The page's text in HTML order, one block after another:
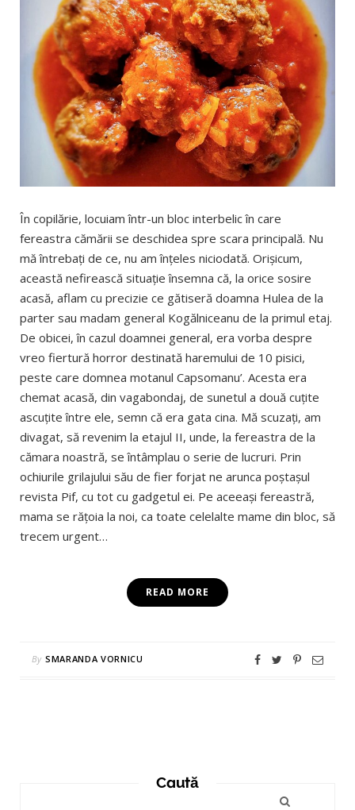
În copilărie, locuiam într-un bloc interbelic în care
fereastra cămării se deschidea spre scara principală. Nu
mă întrebați de ce, nu am înțeles niciodată. Orișicum,
această nefirească situație însemna că, la orice sosire
acasă, aflam cu precizie ce gătiseră doamna Hulea de la
parter sau madam general Kogălniceanu de la primul etaj.
De obicei, în cazul doamnei general, era vorba despre
vreo fiertură horror destinată haremului de 10 pisici,
peste care domnea motanul Capsomanu’. Acesta era
chemat acasă, din vagabondaj, de sunetul a două cuțite
ascuțite între ele, semn că era gata cina. Mă scuzați, am
divagat, să revenim la etajul II, unde, la fereastra de la
cămara noastră, se întâmplau o serie de lucruri. Prin
ochiurile grilajului său de fier forjat ne arunca poștașul
revista Pif, cu tot cu gadgetul ei. Pe aceeași fereastră,
mama se rățoia la noi, ca toate celelalte mame din bloc, să
trecem urgent…
READ MORE
By SMARANDA VORNICU
Caută